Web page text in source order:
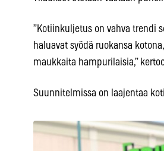
”Kotiinkuljetus on vahva trendi
haluavat syödä ruokansa
maukkaita hampurilaisia,”
Suunnitelmissa on laajentaa